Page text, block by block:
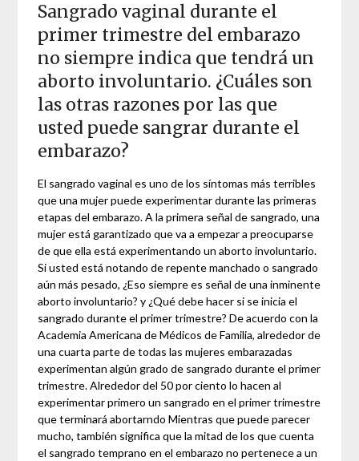
Sangrado vaginal durante el
primer trimestre del embarazo
no siempre indica que tendrá un
aborto involuntario. ¿Cuáles son
las otras razones por las que
usted puede sangrar durante el
embarazo?
El sangrado vaginal es uno de los síntomas más terribles
que una mujer puede experimentar durante las primeras
etapas del embarazo. A la primera señal de sangrado, una
mujer está garantizado que va a empezar a preocuparse
de que ella está experimentando un aborto involuntario.
Si usted está notando de repente manchado o sangrado
aún más pesado, ¿Eso siempre es señal de una inminente
aborto involuntario? y ¿Qué debe hacer si se inicia el
sangrado durante el primer trimestre? De acuerdo con la
Academia Americana de Médicos de Familia, alrededor de
una cuarta parte de todas las mujeres embarazadas
experimentan algún grado de sangrado durante el primer
trimestre. Alrededor del 50 por ciento lo hacen al
experimentar primero un sangrado en el primer trimestre
que terminará abortarndo Mientras que puede parecer
mucho, también significa que la mitad de los que cuenta
el sangrado temprano en el embarazo no pertenece a un